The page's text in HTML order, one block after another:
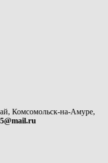
Комсомольск-на-Амуре,